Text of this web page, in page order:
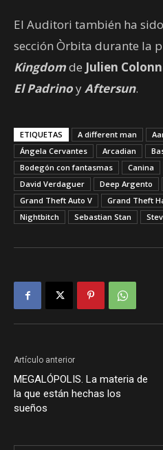
El Auditori también ha
sección Òrbita durante la
Kingdomde Julien
El PadrinoyAftersun.
ETIQUETAS A different man
Ángela Cervantes
Arcadian
Bodegón con fantasmas
Canina
David Verdaguer
Deep Argento
Grand Theft Auto V
Grand Theft
Nightbitch
Sebastian Stan
Artículo anterior
MEGALÓPOLIS. La materia de
la que están hechas los
sueños